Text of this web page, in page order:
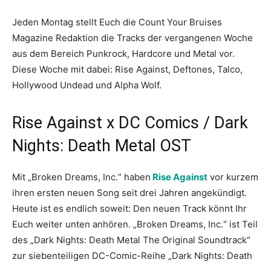
Jeden Montag stellt Euch die Count Your Bruises
Magazine Redaktion die Tracks der vergangenen Woche
aus dem Bereich Punkrock, Hardcore und Metal vor.
Diese Woche mit dabei: Rise Against, Deftones, Talco,
Hollywood Undead und Alpha Wolf.
Rise Against x DC Comics / Dark
Nights: Death Metal OST
Mit „Broken Dreams, Inc.“ haben Rise Against vor kurzem
ihren ersten neuen Song seit drei Jahren angekündigt.
Heute ist es endlich soweit: Den neuen Track könnt Ihr
Euch weiter unten anhören. „Broken Dreams, Inc.“ ist Teil
des „Dark Nights: Death Metal The Original Soundtrack“
zur siebenteiligen DC-Comic-Reihe „Dark Nights: Death